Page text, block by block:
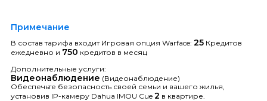
Примечание
В состав тарифа входит Игровая опция Warface: 25 Кредитов
ежедневно и 750 кредитов в месяц
Дополнительные услуги:
Видеонаблюдение (Видеонаблюдение)
Обеспечьте безопасность своей семьи и вашего жилья,
установив IP-камеру Dahua IMOU Cue 2 в квартире.